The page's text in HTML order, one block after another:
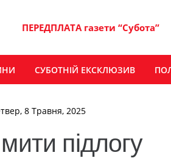
ПЕРЕДПЛАТА газети “Субота”
СУБОТНІЙ ЕКСКЛЮЗИВ
8 Травня, 2025
підлогу